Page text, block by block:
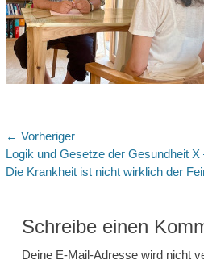
Beitragsnavigation
← Vorheriger
Vorheriger
Beitrag:
Logik und Gesetze der Gesundheit X
Die Krankheit ist nicht wirklich der
Schreibe einen
Deine E-Mail-Adresse wird nicht